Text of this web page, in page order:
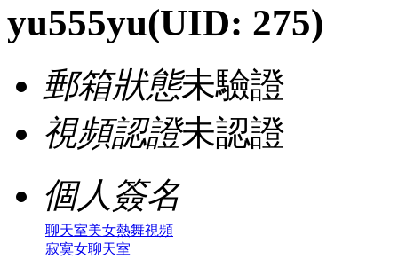
yu555yu(UID: 275)
郵箱狀態未驗證
視頻認證未認證
個人簽名
聊天室美女熱舞視頻
寂寞女聊天室